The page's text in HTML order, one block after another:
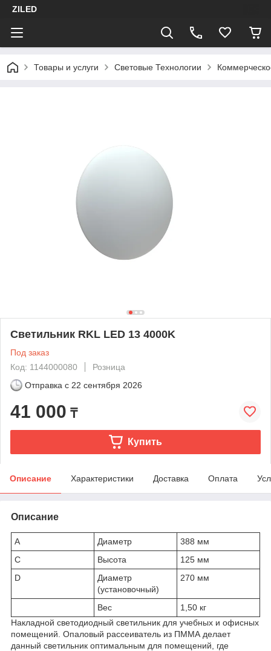
ZILED
Товары и услуги Световые Технологии
Светильник RKL LED 13 4000K
Под заказ
Код: 1144000080
Розница
Отправка с 22 сентября 2026
41 000 ₸
Купить
Описание Характеристики Доставка Оплата
Описание
A Диаметр
388 мм
C
Высота
125 мм
D
Диаметр
(установочный)
270 мм
Вес
1,50 кг
Накладной светодиодный светильник для учебных и офисных
помещений. Опаловый рассеиватель из ПММА делает
данный светильник оптимальным для помещений, где